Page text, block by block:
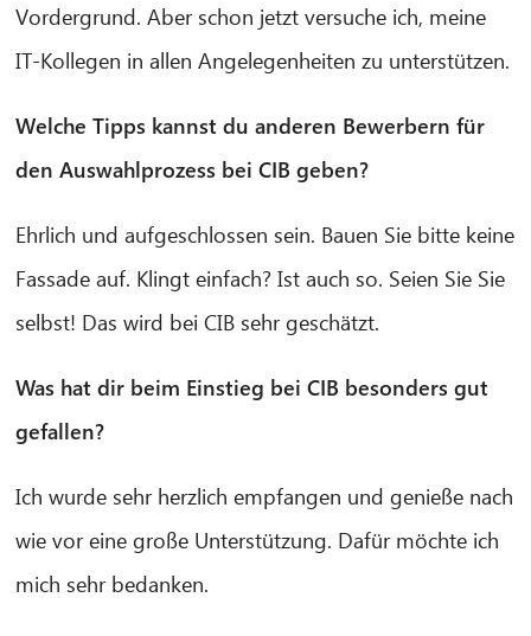
Vordergrund. Aber schon jetzt versuche ich, meine
IT-Kollegen in allen Angelegenheiten zu unterstützen.
Welche Tipps kannst du anderen Bewerbern für
den Auswahlprozess bei CIB geben?
Ehrlich und aufgeschlossen sein. Bauen Sie bitte keine
Fassade auf. Klingt einfach? Ist auch so. Seien Sie Sie
selbst! Das wird bei CIB sehr geschätzt.
Was hat dir beim Einstieg bei CIB besonders gut
gefallen?
Ich wurde sehr herzlich empfangen und genieße nach
wie vor eine große Unterstützung. Dafür möchte ich
mich sehr bedanken.